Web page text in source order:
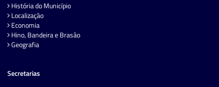
História do Município
Localização
Economia
Hino, Bandeira e Brasão
Geografia
Secretarias